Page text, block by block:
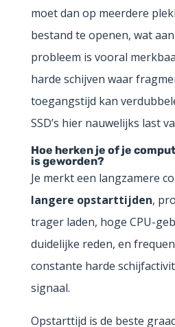
moet dan op meerdere
bestand te openen, wat
probleem is vooral
harde schijven waar
toegangstijd kan
SSD’s hier nauwelijks last
Hoe herken je of je
is geworden?
Je merkt een langzamere
langere opstarttijden,
trager laden, hoge CPU-
duidelijke reden, en
constante harde
signaal.
Opstarttijd is de beste